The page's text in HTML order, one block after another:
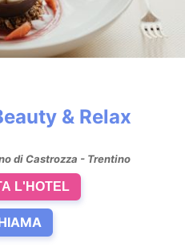
& Relax
di Castrozza - Trentino
L'HOTEL